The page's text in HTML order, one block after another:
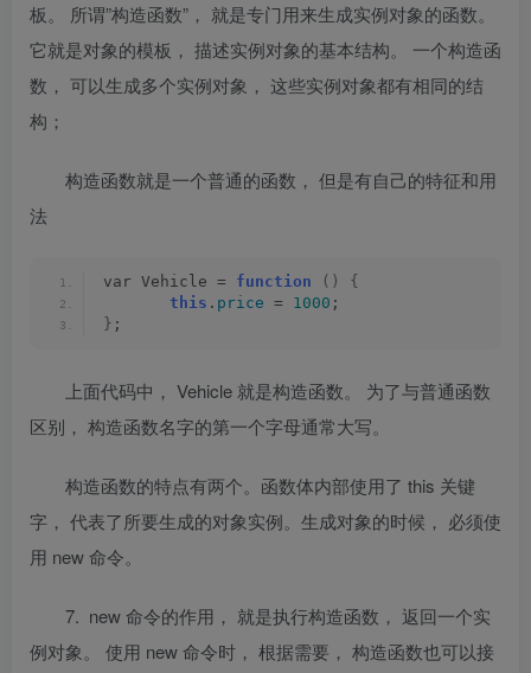
板。 所谓”构造函数”， 就是专门用来生成实例对象的函数。
它就是对象的模板， 描述实例对象的基本结构。 一个构造函
数， 可以生成多个实例对象， 这些实例对象都有相同的结
构；
构造函数就是一个普通的函数， 但是有自己的特征和用
法
var Vehicle = function ()
{
this . price = 1000 ;
} ;
上面代码中， Vehicle就是构造函数。 为了与普通函数
区别， 构造函数名字的第一个字母通常大写。
构造函数的特点有两个。 函数体内部使用了 this 关键
字， 代表了所要生成的对象实例。 生成对象的时候， 必须使
用 new命令。
7. new命令的作用， 就是执行构造函数， 返回一个实
例对象。
使用 new命令时， 根据需要， 构造函数也可以接